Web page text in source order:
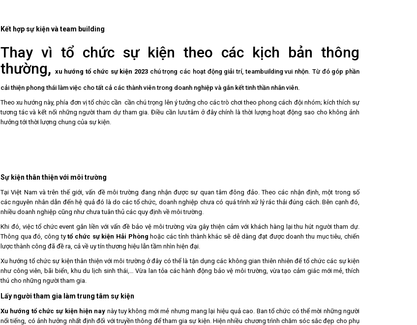
Kết hợp sự kiện và team building
Thay vì tổ chức sự kiện theo các kịch bản thông
thường, xu hướng tổ chức sự kiện 2023 chú trọng các hoạt động giải trí, teambuilding vui nhộn. Từ đó góp phần
cải thiện phong thái làm việc cho tất cả các thành viên trong doanh nghiệp và gắn kết tinh thần nhân viên.
Theo xu hướng này, phía đơn vị tổ chức cần cần chú trọng lên ý tưởng cho các trò chơi theo phong cách đội nhóm; kích thích sự
tương tác và kết nối những người tham dự tham gia. Điều cần lưu tâm ở đây chính là thời lượng hoạt động sao cho không ảnh
hưởng tới thời lượng chung của sự kiện.
Sự kiện thân thiện với môi trường
Tại Việt Nam và trên thế giới, vấn đề môi trường đang nhận được sự quan tâm đông đảo. Theo các nhận định, một trong số
các nguyên nhân dẫn đến hệ quả đó là do các tổ chức, doanh nghiệp chưa có quá trình xử lý rác thải đúng cách. Bên cạnh đó,
nhiều doanh nghiệp cũng như chưa tuân thủ các quy định về môi trường.
Khi đó, việc tổ chức event gắn liền với vấn đề bảo vệ môi trường vừa gây thiện cảm với khách hàng lại thu hút người tham dự.
Thông qua đó, công tytổ chức sự kiện Hải Phòng hoặc các tỉnh thành khác sẽ dễ dàng đạt được doanh thu mục tiêu, chiến
lược thành công đã đề ra, cả về uy tín thương hiệu lẫn tầm nhìn hiện đại.
Xu hướng tổ chức sự kiện thân thiện với môi trường ở đây có thể là tận dụng các không gian thiên nhiên để tổ chức các sự kiện
như công viên, bãi biển, khu du lịch sinh thái,… Vừa lan tỏa các hành động bảo vệ môi trường, vừa tạo cảm giác mới mẻ, thích
thú cho những người tham gia.
Lấy người tham gia làm trung tâm sự kiện
Xu hướng tổ chức sự kiện hiện nay này tuy không mới mẻ nhưng mang lại hiệu quả cao. Ban tổ chức có thể mời những người
nổi tiếng, có ảnh hưởng nhất định đối với truyền thông để tham gia sự kiện. Hiện nhiều chương trình chăm sóc sắc đẹp cho phụ